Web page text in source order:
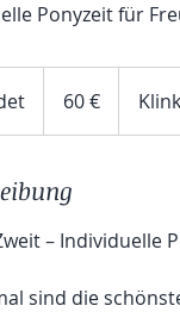
Ponyzeit für
e
n
e
60 €
– Individuelle
sind die